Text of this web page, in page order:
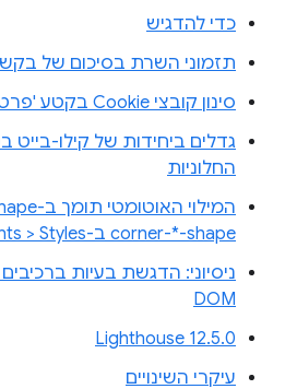
כדי להדגיש
תזמוני השרת בסיכום של
סינון קובצי Cookie בקטע 'פרטיות ואבטחה'
גדלים ביחידות של קילו-
החלוניות
corner-*-shape ב-Elements > Styles
ניסיוני: הדגשת בעיות
DOM
Lighthouse 12.5.0
עיקרי השינויים